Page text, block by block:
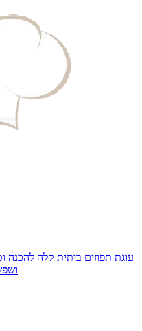
עוגת תפוזים ביתית קלה להכנה